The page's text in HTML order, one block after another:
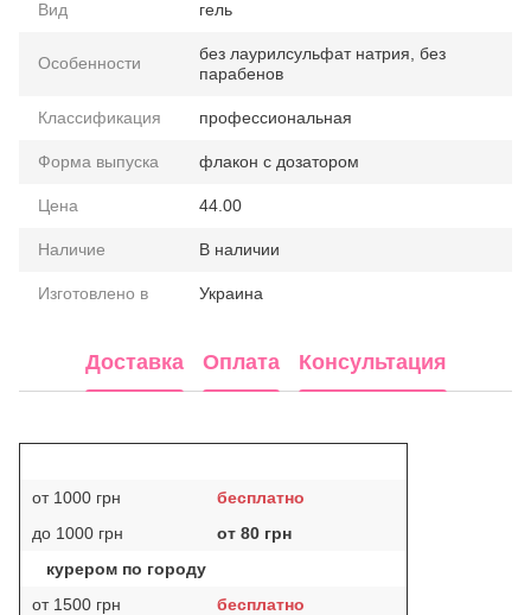
Вид гель
Особенности
без лаурилсульфат натрия, без
парабенов
Классификация профессиональная
Форма выпуска флакон с дозатором
Цена 44.00
Наличие В наличии
Изготовлено в Украина
Доставка Оплата Консультация
от 1000 грн
бесплатно
до 1000 грн
от 80 грн
курером по городу
от 1500 грн
бесплатно